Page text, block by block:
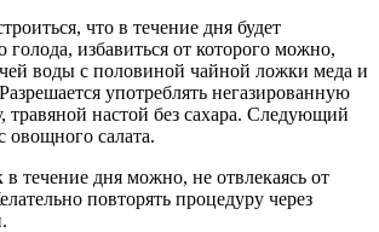
что в течение дня будет
голода, избавиться от которого можно,
воды с половиной чайной ложки меда и
употреблять негазированную
травяной настой без сахара. Следующий
овощного салата.
течение дня можно, не отвлекаясь от
повторять процедуру через